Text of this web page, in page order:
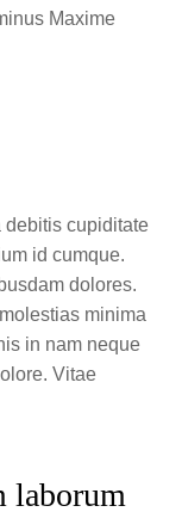
Maxime
debitis cupiditate
id cumque.
dolores.
minima
in nam neque
Vitae
laborum